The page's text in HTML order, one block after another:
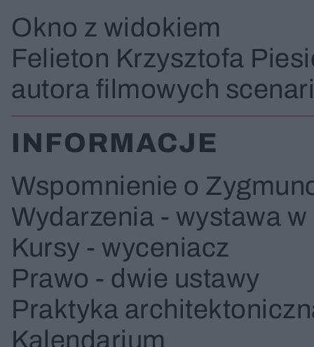
Okno z widokiem
Felieton Krzysztofa
autora filmowych
INFORMACJE
Wspomnienie o
Wydarzenia - wystawa
Kursy - wyceniacz
Prawo - dwie ustawy
Praktyka
Kalendarium